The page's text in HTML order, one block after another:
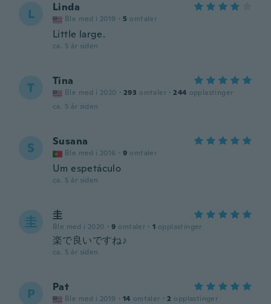
L Linda
Ble med i 2019 · 5 omtaler
Little large.
ca. 5 år siden
T Tina
Ble med i 2020 · 293 omtaler · 244 opplastinger
ca. 5 år siden
S Susana
Ble med i 2016 · 9 omtaler
Um espetáculo
ca. 5 år siden
圭 圭
Ble med i 2020 · 9 omtaler · 1 opplastinger
楽で良いですね♪
ca. 5 år siden
P Pat
Ble med i 2019 · 14 omtaler · 2 opplastinger